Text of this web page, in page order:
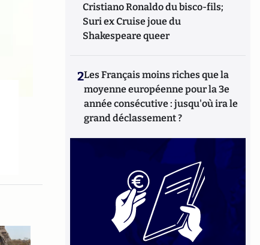
Cristiano Ronaldo du bisco-fils;
Suri ex Cruise joue du
Shakespeare queer
2Les Français moins riches que la
moyenne européenne pour la 3e
année consécutive : jusqu'où ira le
grand déclassement ?